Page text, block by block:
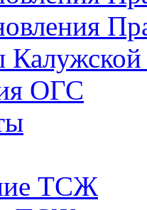
Калужской
ОГС
ТСЖ